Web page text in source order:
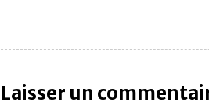
Laisser un